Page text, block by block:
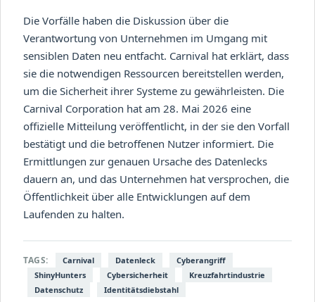
Die Vorfälle haben die Diskussion über die
Verantwortung von Unternehmen im Umgang mit
sensiblen Daten neu entfacht. Carnival hat erklärt, dass
sie die notwendigen Ressourcen bereitstellen werden,
um die Sicherheit ihrer Systeme zu gewährleisten. Die
Carnival Corporation hat am 28. Mai 2026 eine
offizielle Mitteilung veröffentlicht, in der sie den Vorfall
bestätigt und die betroffenen Nutzer informiert. Die
Ermittlungen zur genauen Ursache des Datenlecks
dauern an, und das Unternehmen hat versprochen, die
Öffentlichkeit über alle Entwicklungen auf dem
Laufenden zu halten.
TAGS: Carnival Datenleck
Cyberangriff
ShinyHunters
Cybersicherheit
Kreuzfahrtindustrie
Datenschutz
Identitätsdiebstahl